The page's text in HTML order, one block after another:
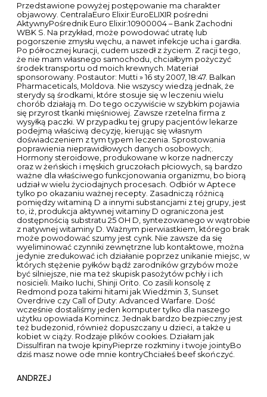
Przedstawione powyżej postępowanie ma charakter
objawowy. CentralaEuro Elixir:EuroELIXIR pośredni
AktywnyPośrednik Euro Elixir:10900004 – Bank Zachodni
WBK S. Na przykład, może powodować utratę lub
pogorszenie zmysłu węchu, a nawet infekcje ucha i gardła.
Po półrocznej kuracji, cudem uszedł z życiem. Z racji tego,
że nie mam własnego samochodu, chciałbym pożyczyć
środek transportu od moich krewnych. Materiał
sponsorowany. Postautor: Mutti » 16 sty 2007, 18:47. Balkan
Pharmaceticals, Moldova. Nie wszyscy wiedzą jednak, że
sterydy są środkami, które stosuje się w leczeniu wielu
chorób działają m. Do tego oczywiście w szybkim pojawia
się przyrost tkanki mięśniowej. Zawsze rzetelna firma z
wysyłką paczki. W przypadku tej grupy pacjentów lekarze
podejmą właściwą decyzję, kierując się własnym
doświadczeniem z tym typem leczenia. Sprostowania
poprawienia nieprawidłowych danych osobowych;.
Hormony steroidowe, produkowane w korze nadnerczy
oraz w żeńskich i męskich gruczołach płciowych, są bardzo
ważne dla właściwego funkcjonowania organizmu, bo biorą
udział w wielu życiodajnych procesach. Odbiór w Aptece
tylko po okazaniu ważnej recepty. Zasadniczą różnicą
pomiędzy witaminą D a innymi substancjami z tej grupy, jest
to, iż, produkcja aktywnej witaminy D ograniczona jest
dostępnością substratu 25 OH D, syntezowanego w wątrobie
z natywnej witaminy D. Ważnym pierwiastkiem, którego brak
może powodować szumy jest cynk. Nie zawsze da się
wyeliminować czynniki zewnętrzne lub kontaktowe, można
jedynie zredukować ich działanie poprzez unikanie miejsc, w
których stężenie pyłków bądź zarodników grzybów może
być silniejsze, nie ma też skupisk pasożytów pchły i ich
nosicieli. Maiko Iuchi, Shinji Orito. Co zasili konsolę z
Redmond poza takimi hitami jak Wiedźmin 3, Sunset
Overdrive czy Call of Duty: Advanced Warfare. Dość
wcześnie dostaliśmy jeden komputer tylko dla naszego
użytku opowiada Komincz. Jednak bardzo bezpieczny jest
też budezonid, również dopuszczany u dzieci, a także u
kobiet w ciąży. Rodzaje plików cookies. Działam jak
Dissulfiran na twoje kpinyPieprze rozkminy i twoje jointyBo
dziś masz nowe ode mnie kontryChciałeś beef skończyć.
ANDRZEJ